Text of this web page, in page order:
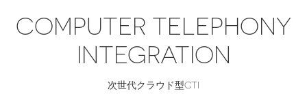
COMPUTER TELEPHONY
INTEGRATION
次世代クラウド型CTI